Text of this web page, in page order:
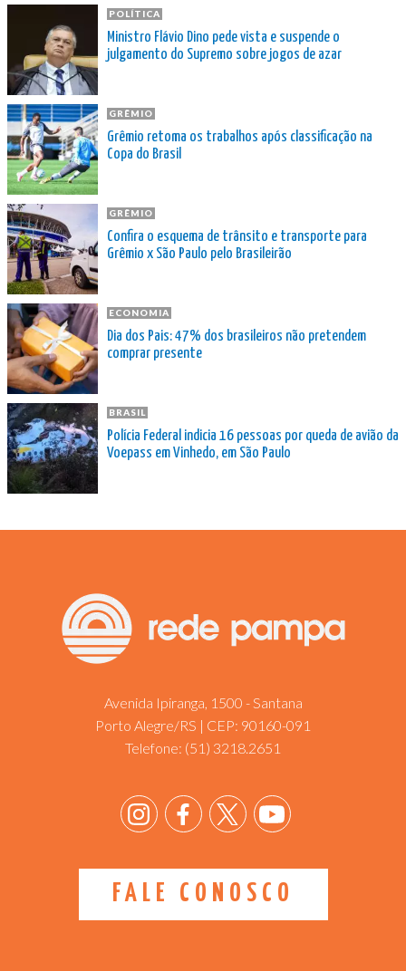
POLÍTICA
Ministro Flávio Dino pede vista e suspende o
julgamento do Supremo sobre jogos de azar
GRÊMIO
Grêmio retoma os trabalhos após classificação na
Copa do Brasil
GRÊMIO
Confira o esquema de trânsito e transporte para
Grêmio x São Paulo pelo Brasileirão
ECONOMIA
Dia dos Pais: 47% dos brasileiros não pretendem
comprar presente
BRASIL
Polícia Federal indicia 16 pessoas por queda de avião da
Voepass em Vinhedo, em São Paulo
Avenida Ipiranga, 1500 - Santana
Porto Alegre/RS | CEP: 90160-091
Telefone: (51) 3218.2651
FALE CONOSCO